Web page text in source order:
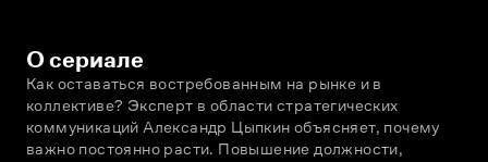
О сериале
Как оставаться востребованным на рынке и в
коллективе? Эксперт в области стратегических
коммуникаций Александр Цыпкин объясняет, почему
важно постоянно расти. Повышение должности,